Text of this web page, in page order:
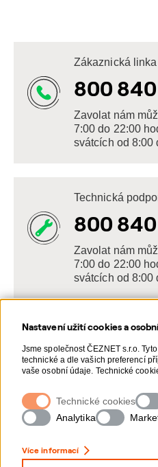
Nastavení užití cookies a
Jsme společnost ČEZNET s.r.o.
technické a dle vašich preferencí
vaše osobní údaje. Technické
webové stránky vašim preferencím,
analytice. Pro sběr a zpracování
osobních údajů, nám můžete udělit
právech, zpracování osobních
Technické cookies
Analytika
Více informací
Zákaznická
800
Zavolat nám
7:00 do 22:00
svátcích od 8:00
Technická
800
Zavolat nám
7:00 do 22:00
svátcích od 8:00
Napište nám
POSLAT
Zanechte nám
ozveme zpět